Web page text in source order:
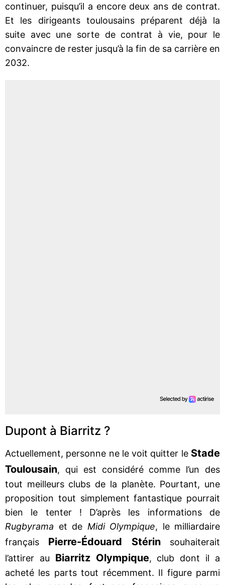
continuer, puisqu’il a encore deux ans de contrat.
Et les dirigeants toulousains préparent déjà la
suite avec une sorte de contrat à vie, pour le
convaincre de rester jusqu’à la fin de sa carrière en
2032.
Dupont à Biarritz ?
Actuellement, personne ne le voit quitter le Stade
Toulousain, qui est considéré comme l’un des
tout meilleurs clubs de la planète. Pourtant, une
proposition tout simplement fantastique pourrait
bien le tenter ! D’après les informations de
Rugbyrama et de Midi Olympique, le milliardaire
français Pierre-Édouard Stérinsouhaiterait
l’attirer au Biarritz Olympique, club dont il a
acheté les parts tout récemment. Il figure parmi